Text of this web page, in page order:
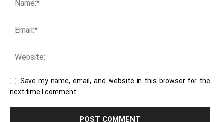
Save my name, email, and website in this browser for the
next time I comment.